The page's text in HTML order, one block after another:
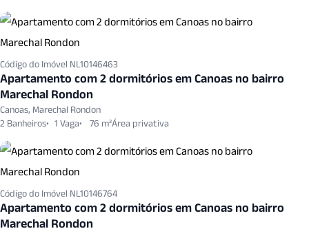
Código do Imóvel NL10146463
Apartamento com 2 dormitórios em Canoas no bairro
Marechal Rondon
Canoas, Marechal Rondon
2 Banheiros
1 Vaga 76 m²
Código do Imóvel NL10146764
Apartamento com 2 dormitórios em Canoas no bairro
Marechal Rondon